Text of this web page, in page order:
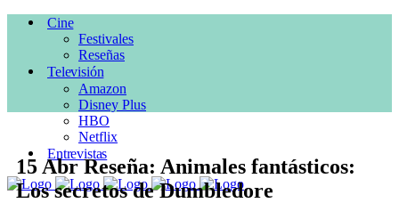
Cine
Festivales
Reseñas
Televisión
Amazon
Disney Plus
HBO
Netflix
Entrevistas
15 AbrReseña: Animales fantásticos:
Los secretos de Dumbledore